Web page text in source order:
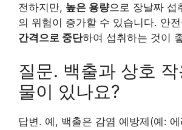
전하지만, 높은 용량으로 장날짜 섭
의 위험이 증가할 수 있습니다. 안
간격으로 중단하여 섭취하는 것이
질문. 백출과 상호
물이 있나요?
답변. 예, 백출은 감염 예방제(예: